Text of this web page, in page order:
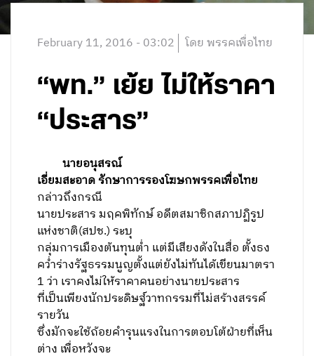
February 11, 2016 - 03:02 โดย พรรคเพื่อไทย
“พท.” เย้ย ไม่ให้ราคา
“ประสาร”
นายอนุสรณ์
เอี่ยมสะอาด รักษาการรองโฆษกพรรคเพื่อไทย
กล่าวถึงกรณี
นายประสาร มฤคพิทักษ์ อดีตสมาชิกสภาปฏิรูป
แห่งชาติ(สปช.) ระบุ
กลุ่มการเมืองต้นทุนต่ำ แต่มีเสียงดังในสื่อ ตั้งธง
คว่ำร่างรัฐธรรมนูญตั้งแต่ยังไม่ทันได้เขียนมาตรา
1 ว่า เราคงไม่ให้ราคาคนอย่างนายประสาร
ที่เป็นเพียงนักประดิษฐ์วาทกรรมที่ไม่สร้างสรรค์
รายวัน
ซึ่งมักจะใช้ถ้อยคำรุนแรงในการตอบโต้ฝ่ายที่เห็น
ต่าง เพื่อหวังจะ